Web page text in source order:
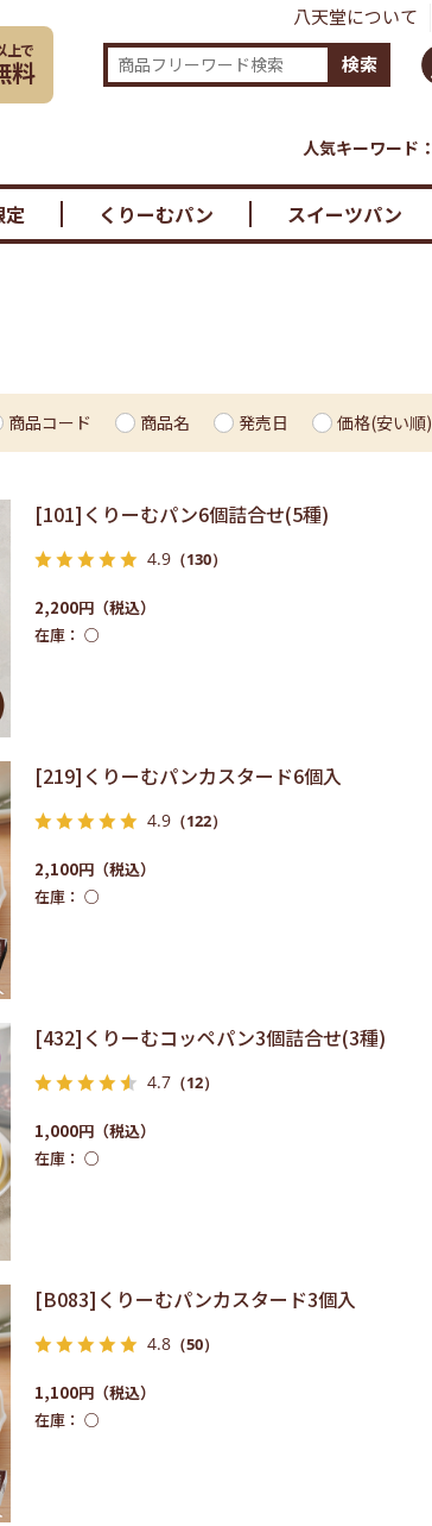
八天堂について
上で
料 検索
人気キーワード：
定 くりーむパン スイーツパン
商品コード 商品名 発売日 価格(安い順)
[101]くりーむパン6個詰合せ(5種)
4.9 （130）
2,200円
在庫： ○
[219]くりーむパンカスタード6個入
4.9 （122）
2,100円
在庫： ○
[432]くりーむコッペパン3個詰合せ(3種)
4.7 （12）
1,000円
在庫： ○
[B083]くりーむパンカスタード3個入
4.8 （50）
1,100円
在庫： ○